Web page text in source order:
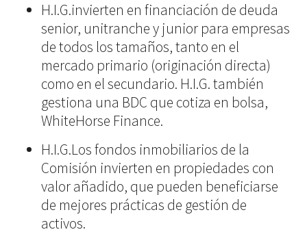
H.I.G.invierten en financiación de deuda
senior, unitranche y junior para empresas
de todos los tamaños, tanto en el
mercado primario (originación directa)
como en el secundario. H.I.G. también
gestiona una BDC que cotiza en bolsa,
WhiteHorse Finance.
H.I.G.Los fondos inmobiliarios de la
Comisión invierten en propiedades con
valor añadido, que pueden beneficiarse
de mejores prácticas de gestión de
activos.